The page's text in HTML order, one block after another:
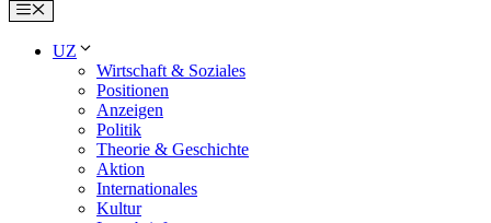
Menu
UZ
Wirtschaft & Soziales
Positionen
Anzeigen
Politik
Theorie & Geschichte
Aktion
Internationales
Kultur